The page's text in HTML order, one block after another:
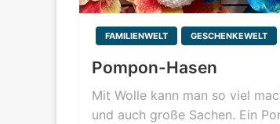
FAMILIENWELT GESCHENKEWELT
Pompon-Hasen
Mit Wolle kann man so viel
und auch große Sachen. Ein